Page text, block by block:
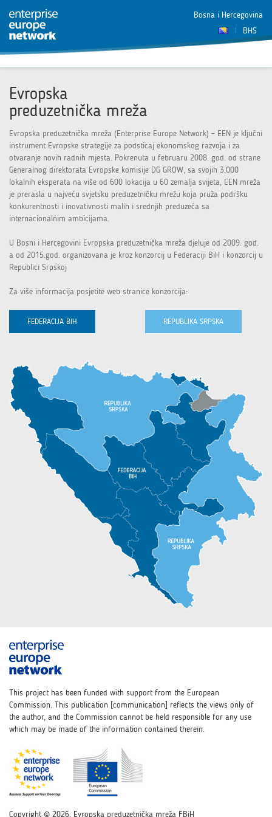
Bosna i Hercegovina
BHS
Evropska
preduzetnička mreža
Evropska preduzetnička mreža (Enterprise Europe Network) – EEN je ključni
instrument Evropske strategije za podsticaj ekonomskog razvoja i za
otvaranje novih radnih mjesta. Pokrenuta u februaru 2008. god. od strane
Generalnog direktorata Evropske komisije DG GROW, sa svojih 3.000
lokalnih eksperata na više od 600 lokacija u 60 zemalja svijeta, EEN mreža
je prerasla u najveću svjetsku preduzetničku mrežu koja pruža podršku
konkurentnosti i inovativnosti malih i srednjih preduzeća sa
internacionalnim ambicijama.
U Bosni i Hercegovini Evropska preduzetnička mreža djeluje od 2009. god.
a od 2015.god. organizovana je kroz konzorcij u Federaciji BiH i konzorcij u
Republici Srpskoj
Za više informacija posjetite web stranice konzorcija:
FEDERACIJA BIH REPUBLIKA SRPSKA
This project has been funded with support from the European
Commission. This publication [communication] reflects the views only of
the author, and the Commission cannot be held responsible for any use
which may be made of the information contained therein.
Copyright © 2026. Evropska preduzetnička mreža FBiH